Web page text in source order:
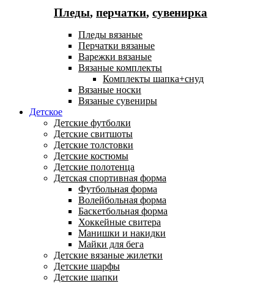
Пледы, перчатки, сувенирка
Пледы вязаные
Перчатки вязаные
Варежки вязаные
Вязаные комплекты
Комплекты шапка+снуд
Вязаные носки
Вязаные сувениры
Детское
Детские футболки
Детские свитшоты
Детские толстовки
Детские костюмы
Детские полотенца
Детская спортивная форма
Футбольная форма
Волейбольная форма
Баскетбольная форма
Хоккейные свитера
Манишки и накидки
Майки для бега
Детские вязаные жилетки
Детские шарфы
Детские шапки